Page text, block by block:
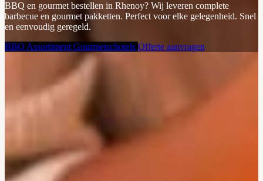
BBQ en gourmet bestellen in Rhenoy? Wij leveren complete
barbecue en gourmet pakketten. Perfect voor elke gelegenheid. Snel
en eenvoudig geregeld.
BBQ Assortiment Gourmetschotels Offerte aanvragen